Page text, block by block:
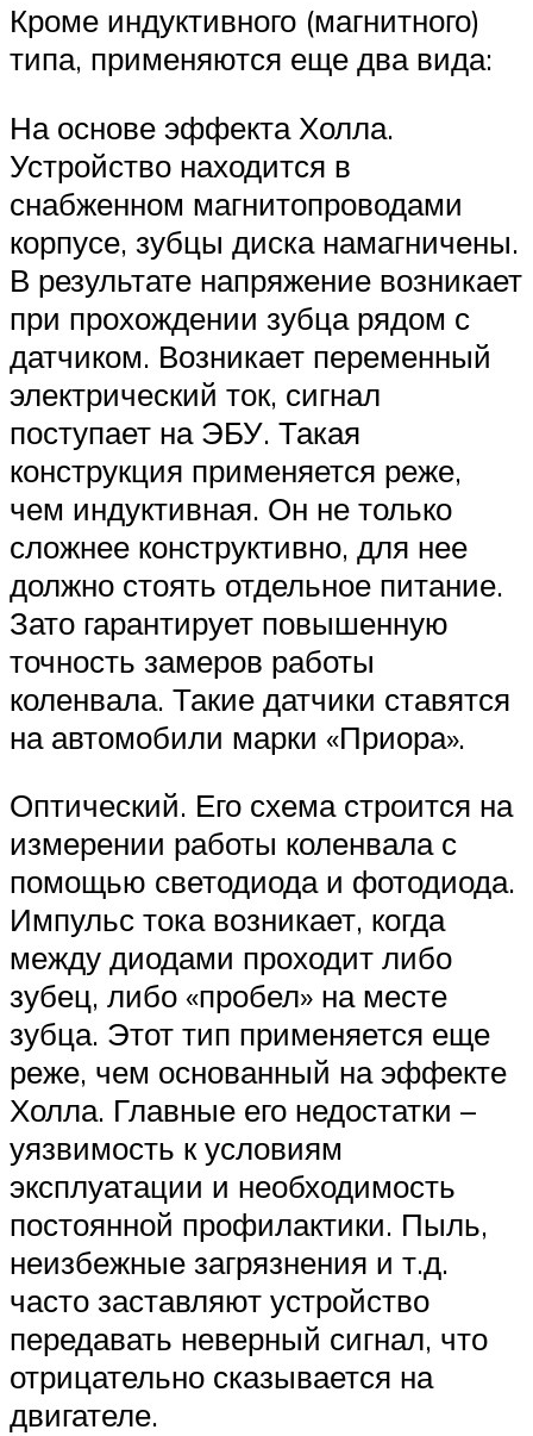
Кроме индуктивного (магнитного)
типа, применяются еще два вида:
На основе эффекта Холла.
Устройство находится в
снабженном магнитопроводами
корпусе, зубцы диска намагничены.
В результате напряжение возникает
при прохождении зубца рядом с
датчиком. Возникает переменный
электрический ток, сигнал
поступает на ЭБУ. Такая
конструкция применяется реже,
чем индуктивная. Он не только
сложнее конструктивно, для нее
должно стоять отдельное питание.
Зато гарантирует повышенную
точность замеров работы
коленвала. Такие датчики ставятся
на автомобили марки «Приора».
Оптический. Его схема строится на
измерении работы коленвала с
помощью светодиода и фотодиода.
Импульс тока возникает, когда
между диодами проходит либо
зубец, либо «пробел» на месте
зубца. Этот тип применяется еще
реже, чем основанный на эффекте
Холла. Главные его недостатки –
уязвимость к условиям
эксплуатации и необходимость
постоянной профилактики. Пыль,
неизбежные загрязнения и т.д.
часто заставляют устройство
передавать неверный сигнал, что
отрицательно сказывается на
двигателе.